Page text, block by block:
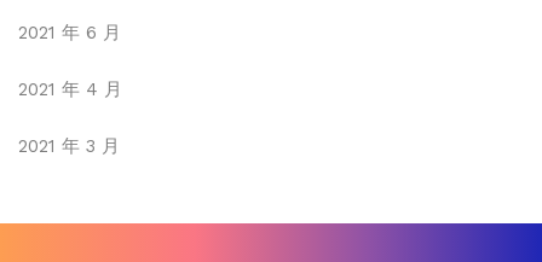
2021 年 6 月
2021 年 4 月
2021 年 3 月